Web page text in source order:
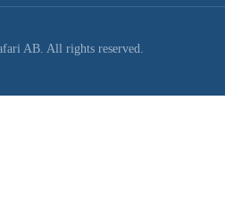
AB. All rights reserved.